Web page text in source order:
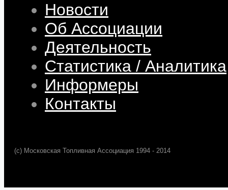
Новости
Об Ассоциации
Деятельность
Статистика / Аналитика
Информеры
Контакты
(c) Московская Топливная Ассоциация 1994 - 2014